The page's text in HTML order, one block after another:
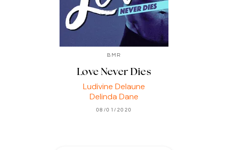
BMR
Love Never Dies
Ludivine Delaune
Delinda Dane
08/01/2020